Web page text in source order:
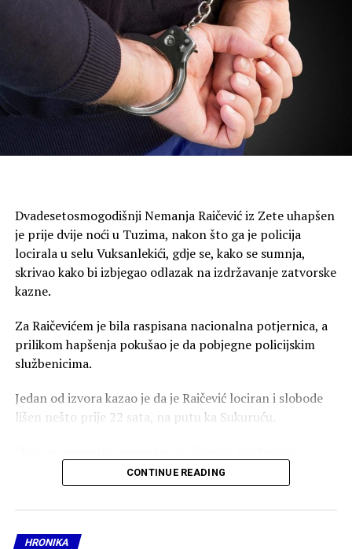
Dvadesetosmogodišnji Nemanja Raičević iz Zete uhapšen
je prije dvije noći u Tuzima, nakon što ga je policija
locirala u selu Vuksanlekići, gdje se, kako se sumnja,
skrivao kako bi izbjegao odlazak na izdržavanje zatvorske
kazne.
Za Raičevićem je bila raspisana nacionalna potjernica, a
prilikom hapšenja pokušao je da pobjegne policijskim
službenicima.
Jedan od izvora kazao je da je Raičević lociran i slobode
lišen nešto prije 22 sata, na putu ka Sukuruću.
uniformisanih, koji su kontrolisali svako vozilo, ali i
službenika kriminalističke policije u civilu. Nešto prije 22
sata, Raičević je uhapšen u selu Vuksanlekići, na putu za
CONTINUE READING
HRONIKA